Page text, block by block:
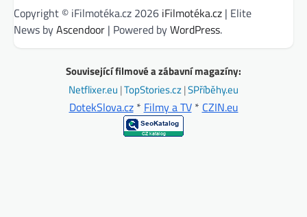
Copyright © iFilmotéka.cz 2026 iFilmotéka.cz | Elite
News byAscendoor | Powered byWordPress.
Související filmové a zábavní magazíny:
Netflixer.eu |TopStories.cz|SPříběhy.eu
DotekSlova.cz* Filmy a TV* CZIN.eu